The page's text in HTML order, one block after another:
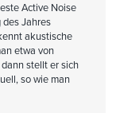
Active Noise
des Jahres
akustische
etwa von
stellt er sich
so wie man